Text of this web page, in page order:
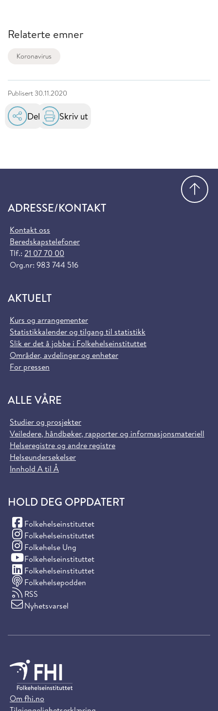
Relaterte emner
Koronavirus
Publisert 30.11.2020
Del Skriv ut
ADRESSE/KONTAKT
Kontakt oss
Beredskapstelefoner
Tlf.: 21 07 70 00
Org.nr: 983 744 516
AKTUELT
Kurs og arrangementer
Statistikkalender og tilgang til statistikk
Slik er det å jobbe i Folkehelseinstituttet
Områder, avdelinger og enheter
For pressen
ALLE VÅRE
Studier og prosjekter
Veiledere, håndbøker, rapporter og informasjonsmateriell
Helseregistre og andre registre
Helseundersøkelser
Innhold A til Å
HOLD DEG OPPDATERT
Folkehelseinstituttet
(Facebook)
Folkehelseinstituttet
(Instagram)
Folkehelse Ung
(Instagram)
Folkehelseinstituttet
(YouTube)
Folkehelseinstituttet
(LinkedIn)
Folkehelsepodden
RSS
Nyhetsvarsel
Om fhi.no